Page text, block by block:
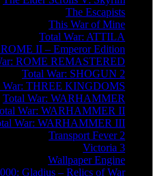
The Escapists
This War of Mine
Total War: ATTILA
II – Emperor Edition
ROME REMASTERED
Total War: SHOGUN 2
War: THREE KINGDOMS
Total War: WARHAMMER
War: WARHAMMER II
War: WARHAMMER III
Transport Fever 2
Victoria 3
Wallpaper Engine
Gladius – Relics of War